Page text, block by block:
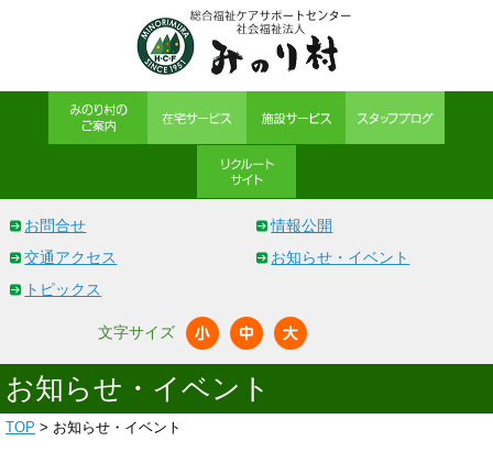
お問合せ
情報公開
交通アクセス
お知らせ・イベント
トピックス
文字サイズ
お知らせ・イベント
TOP > お知らせ・イベント